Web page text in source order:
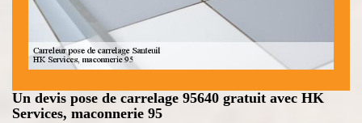
Un devis pose de carrelage 95640 gratuit avec HK
Services, maconnerie 95